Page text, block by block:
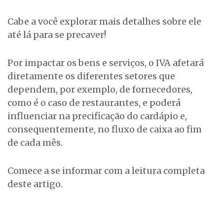
Cabe a você explorar mais detalhes sobre ele
até lá para se precaver!
Por impactar os bens e serviços, o IVA afetará
diretamente os diferentes setores que
dependem, por exemplo, de fornecedores,
como é o caso de restaurantes, e poderá
influenciar na precificação do cardápio e,
consequentemente, no fluxo de caixa ao fim
de cada mês.
Comece a se informar com a leitura completa
deste artigo.